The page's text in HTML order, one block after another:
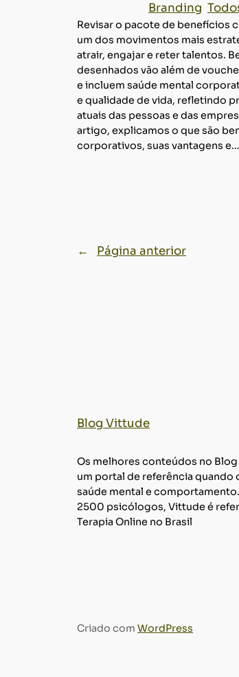
Branding
Revisar o pacote de benefícios
um dos movimentos mais
atrair, engajar e reter talentos.
desenhados vão além de
e incluem saúde mental
e qualidade de vida, refletindo
atuais das pessoas e das
artigo, explicamos o que são
corporativos, suas vantagens e…
← Página anterior
Blog Vittude
Os melhores conteúdos no
um portal de referência quando
saúde mental e
2500 psicólogos, Vittude é
Terapia Online no Brasil
Criado com WordPress